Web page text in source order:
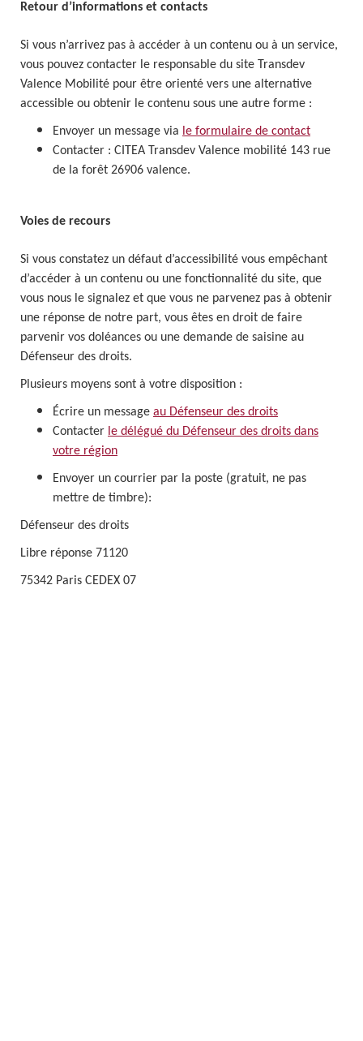
Retour d’informations et contacts
Si vous n’arrivez pas à accéder à un contenu ou à un service,
vous pouvez contacter le responsable du site Transdev
Valence Mobilité pour être orienté vers une alternative
accessible ou obtenir le contenu sous une autre forme :
Envoyer un message via le formulaire de contact
Contacter : CITEA Transdev Valence mobilité 143 rue
de la forêt 26906 valence.
Voies de recours
Si vous constatez un défaut d’accessibilité vous empêchant
d’accéder à un contenu ou une fonctionnalité du site, que
vous nous le signalez et que vous ne parvenez pas à obtenir
une réponse de notre part, vous êtes en droit de faire
parvenir vos doléances ou une demande de saisine au
Défenseur des droits.
Plusieurs moyens sont à votre disposition :
Écrire un message au Défenseur des droits
Contacter le délégué du Défenseur des droits dans
votre région
Envoyer un courrier par la poste (gratuit, ne pas
mettre de timbre):
Défenseur des droits
Libre réponse 71120
75342 Paris CEDEX 07